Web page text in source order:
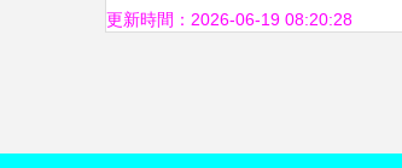
更新時間：2026-06-19 08:20:28